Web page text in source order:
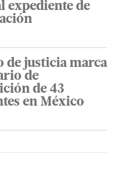
expediente de
de justicia marca
de
de 43
en México